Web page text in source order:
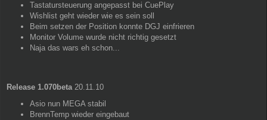
Tastatursteuerung angepasst bei CuePlay
Wishlist geht wieder wie es sein soll
Beim setzen der Position konnte DGJ einfrieren
Monitor Volume wurde nicht richtig gesetzt
Naja das wars eh schon...
Release 1.070beta 20.11.10
Asio nun MEGA stabil
BrennTemp wieder eingebaut